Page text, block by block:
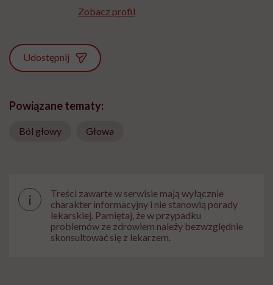
Zobacz profil
Udostępnij
Powiązane tematy:
Ból głowy Głowa
i
Treści zawarte w serwisie mają wyłącznie
charakter informacyjny i nie stanowią porady
lekarskiej. Pamiętaj, że w przypadku
problemów ze zdrowiem należy bezwzględnie
skonsultować się z lekarzem.